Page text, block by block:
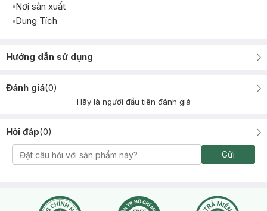
Nơi sản xuất
Dung Tích
Hướng dẫn sử dụng
Đánh giá(0)
Hãy là người đầu tiên đánh giá
Hỏi đáp(0)
Gửi